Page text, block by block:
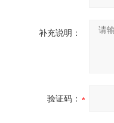
补充说明：
验证码：